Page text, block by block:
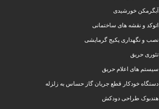
آبگرمکن خورشیدی
اتوکد و نقشه های ساختمانی
نصب و نگهداری پکیج گرمایشی
تئوری حریق
سیستم های اعلام حریق
دستگاه خودکار قطع جریان گاز حساس به زلزله
هندبوک طراحی دودکش